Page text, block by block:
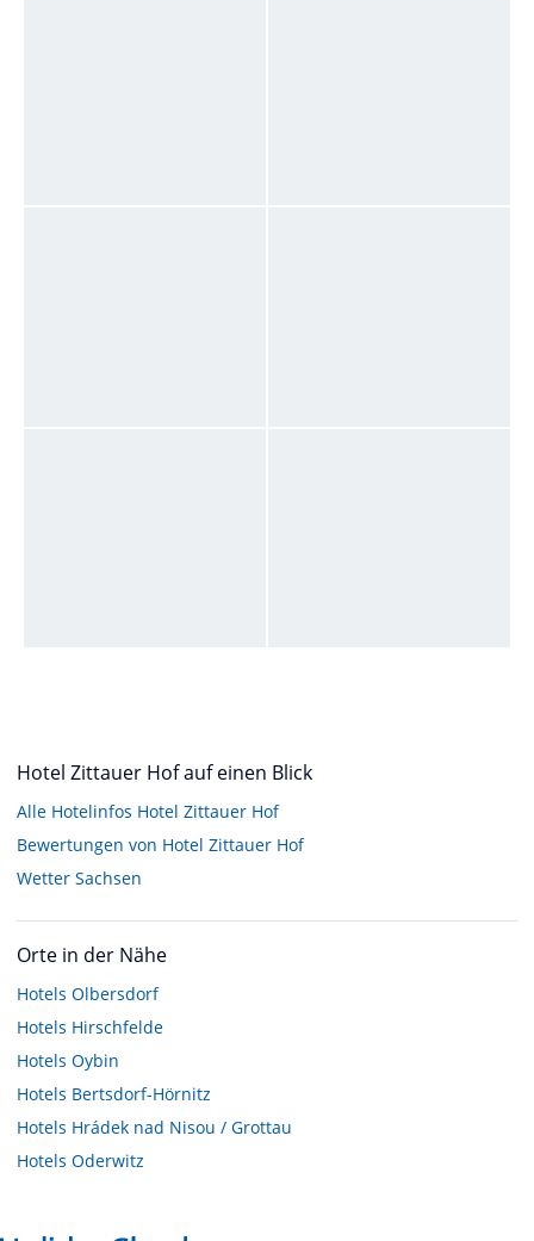
Hotel Zittauer Hof auf einen Blick
Alle Hotelinfos Hotel Zittauer Hof
Bewertungen von Hotel Zittauer Hof
Wetter Sachsen
Orte in der Nähe
Hotels Olbersdorf
Hotels Hirschfelde
Hotels Oybin
Hotels Bertsdorf-Hörnitz
Hotels Hrádek nad Nisou / Grottau
Hotels Oderwitz